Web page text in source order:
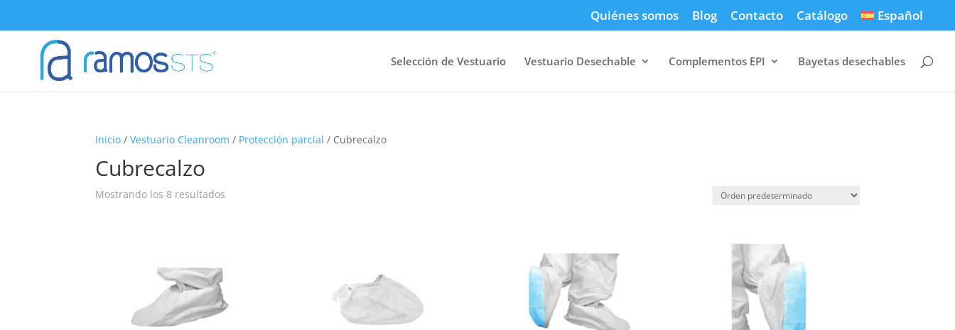
Quiénes somos Blog Contacto Catálogo Español
Selección de Vestuario Vestuario Desechable Complementos EPI Bayetas desechables
Inicio /Vestuario Cleanroom / Protección parcial / Cubrecalzo
Cubrecalzo
Mostrando los 8 resultados